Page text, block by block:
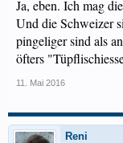
Ja, eben. Ich mag
Und die Schweizer
pingeliger sind als
öfters
11. Mai 2016
Reni